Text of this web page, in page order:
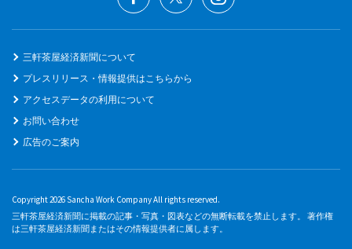
三軒茶屋経済新聞について
プレスリリース・情報提供はこちらから
アクセスデータの利用について
お問い合わせ
広告のご案内
Copyright 2026 Sancha Work Company All rights reserved.
三軒茶屋経済新聞に掲載の記事・写真・図表などの無断転載を禁止します。 著作権
は三軒茶屋経済新聞またはその情報提供者に属します。